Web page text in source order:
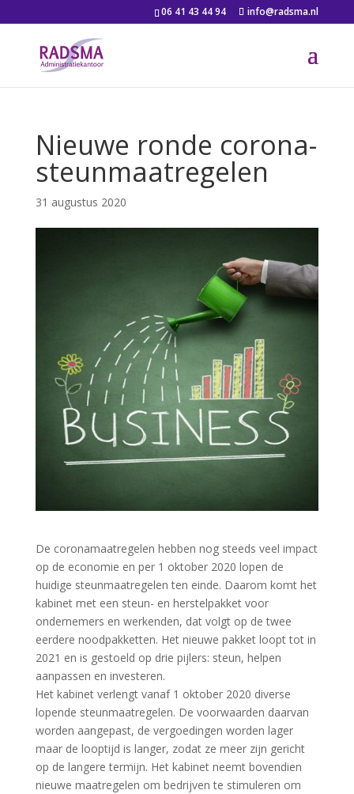
06 41 43 44 94 info@radsma.nl
Nieuwe ronde corona-
steunmaatregelen
31 augustus 2020
De coronamaatregelen hebben nog steeds veel impact
op de economie en per 1 oktober 2020 lopen de
huidige steunmaatregelen ten einde. Daarom komt het
kabinet met een steun- en herstelpakket voor
ondernemers en werkenden, dat volgt op de twee
eerdere noodpakketten. Het nieuwe pakket loopt tot in
2021 en is gestoeld op drie pijlers: steun, helpen
aanpassen en investeren.
Het kabinet verlengt vanaf 1 oktober 2020 diverse
lopende steunmaatregelen. De voorwaarden daarvan
worden aangepast, de vergoedingen worden lager
maar de looptijd is langer, zodat ze meer zijn gericht
op de langere termijn. Het kabinet neemt bovendien
nieuwe maatregelen om bedrijven te stimuleren om